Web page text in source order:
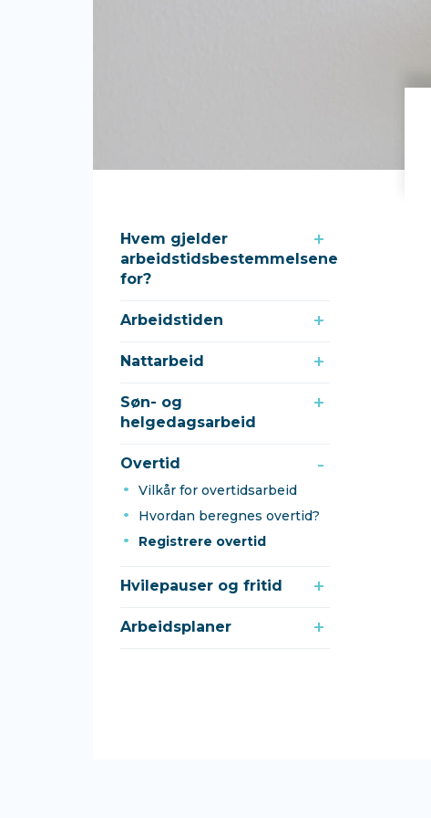
Hvem gjelder
arbeidstidsbestemmelsene
for?
Arbeidstiden
Nattarbeid
Søn- og
helgedagsarbeid
Overtid
Vilkår for overtidsarbeid
Hvordan beregnes overtid?
Registrere overtid
Hvilepauser og fritid
Arbeidsplaner